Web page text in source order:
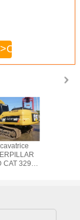
Continuer
CAT 329D